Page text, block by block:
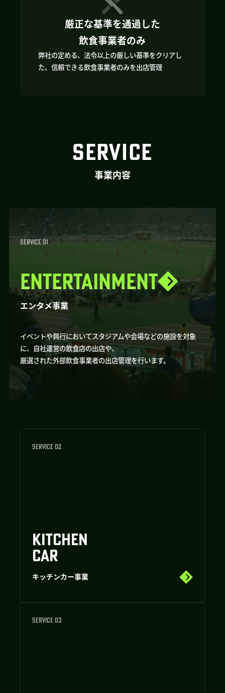
厳正な基準を通過した
飲食事業者のみ
弊社の定める、法令以上の厳しい基準をクリアし
た、信頼できる飲食事業者のみを出店管理
SERVICE
事業内容
SERVICE 01
ENTERTAINMENT
エンタメ事業
イベントや興行においてスタジアムや会場などの施設を対象
に、自社運営の飲食店の出店や、
厳選された外部飲食事業者の出店管理を行います。
SERVICE 02
KITCHEN
CAR
キッチンカー事業
SERVICE 03